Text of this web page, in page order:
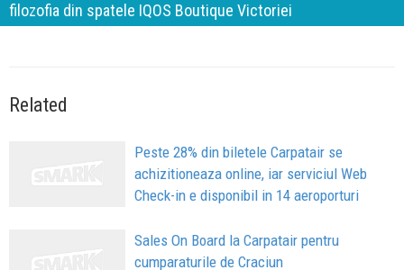
calitate
Related
Peste 28% din biletele Carpatair se
achizitioneaza online, iar serviciul Web
Check-in e disponibil in 14 aeroporturi
Sales On Board la Carpatair pentru
cumparaturile de Craciun